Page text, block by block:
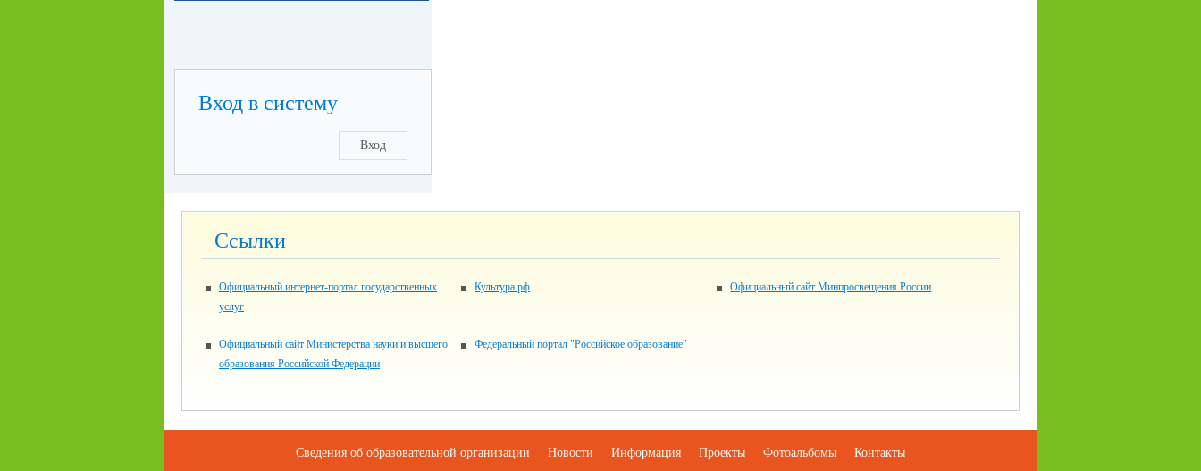
Вход в систему
Вход
Ссылки
Официальный интернет-портал государственных
услуг
Культура.рф Официальный сайт Минпросвещения России
Официальный сайт Министерства науки и высшего
образования Российской Федерации
Федеральный портал "Российское образование"
Сведения об образовательной организации Новости Информация Проекты Фотоальбомы Контакты